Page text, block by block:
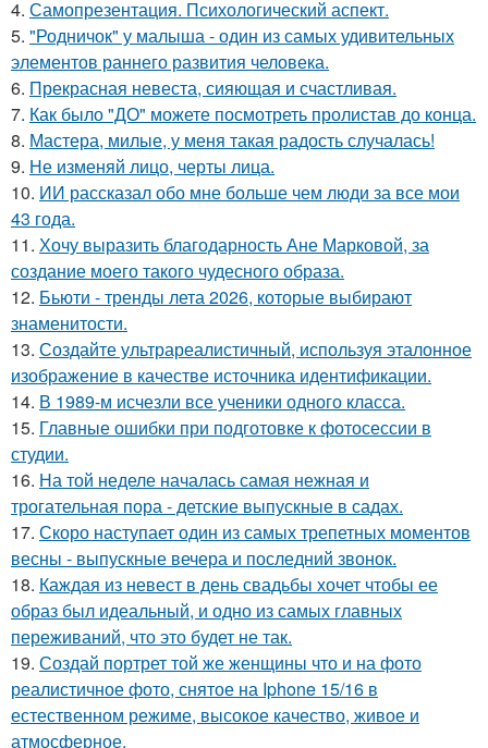
4. Самопрезентация. Психологический аспект.
5. "Родничок" у малыша - один из самых удивительных
элементов раннего развития человека.
6. Прекрасная невеста, сияющая и счастливая.
7. Как было "ДО" можете посмотреть пролистав до конца.
8. Мастера, милые, у меня такая радость случалась!
9. Не изменяй лицо, черты лица.
10. ИИ рассказал обо мне больше чем люди за все мои
43 года.
11. Хочу выразить благодарность Ане Марковой, за
создание моего такого чудесного образа.
12. Бьюти - тренды лета 2026, которые выбирают
знаменитости.
13. Создайте ультрареалистичный, используя эталонное
изображение в качестве источника идентификации.
14. В 1989-м исчезли все ученики одного класса.
15. Главные ошибки при подготовке к фотосессии в
студии.
16. На той неделе началась самая нежная и
трогательная пора - детские выпускные в садах.
17. Скоро наступает один из самых трепетных моментов
весны - выпускные вечера и последний звонок.
18. Каждая из невест в день свадьбы хочет чтобы ее
образ был идеальный, и одно из самых главных
переживаний, что это будет не так.
19. Создай портрет той же женщины что и на фото
реалистичное фото, снятое на Iphone 15/16 в
естественном режиме, высокое качество, живое и
атмосферное.